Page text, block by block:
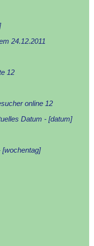
24.12.2011
12
online 12
Datum - [datum]
[wochentag]